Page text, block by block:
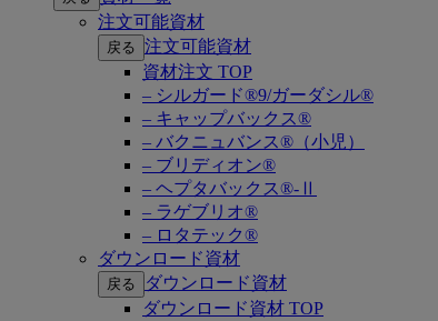
注文可能資材
戻る 注文可能資材
資材注文 TOP
– シルガード®9/ガーダシル®
– キャップバックス®
– バクニュバンス®（小児）
– ブリディオン®
– ヘプタバックス®-Ⅱ
– ラゲブリオ®
– ロタテック®
ダウンロード資材
戻る
ダウンロード資材
ダウンロード資材 TOP